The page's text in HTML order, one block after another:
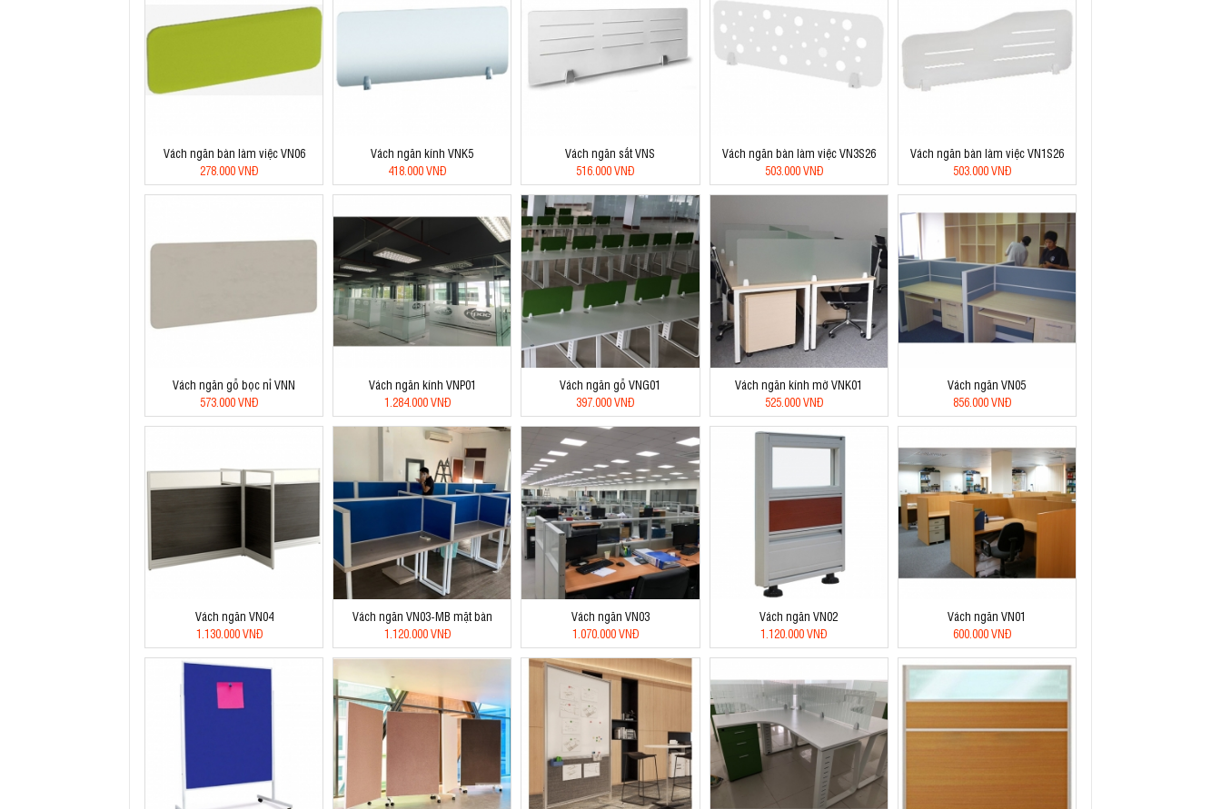
Vách ngăn bàn làm việc VN06
278.000 VNĐ
Vách ngăn kính VNK5
418.000 VNĐ
Vách ngăn sắt VNS
516.000 VNĐ
Vách ngăn bàn làm việc VN3S26
503.000 VNĐ
Vách ngăn bàn làm việc VN1S26
503.000 VNĐ
Vách ngăn gỗ bọc nỉ VNN
573.000 VNĐ
Vách ngăn kính VNP01
1.284.000 VNĐ
Vách ngăn gỗ VNG01
397.000 VNĐ
Vách ngăn kính mờ VNK01
525.000 VNĐ
Vách ngăn VN05
856.000 VNĐ
Vách ngăn VN04
1.130.000 VNĐ
Vách ngăn VN03-MB mặt bàn
1.120.000 VNĐ
Vách ngăn VN03
1.070.000 VNĐ
Vách ngăn VN02
1.120.000 VNĐ
Vách ngăn VN01
600.000 VNĐ